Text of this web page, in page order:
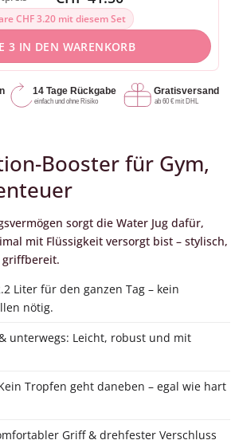
CHF 3.20 mit diesem Set
3 IN DEN WARENKORB
Booster für Gym,
sorgt die Water Jug dafür,
mit Flüssigkeit versorgt bist – stylisch,
Liter für den ganzen Tag – kein
nötig.
unterwegs: Leicht, robust und mit
Tropfen geht daneben – egal wie hart
Griff & drehfester Verschluss